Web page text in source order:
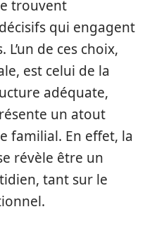
trouvent
qui engagent
de ces choix,
est celui de la
adéquate,
un atout
familial. En effet, la
révèle être un
tant sur le